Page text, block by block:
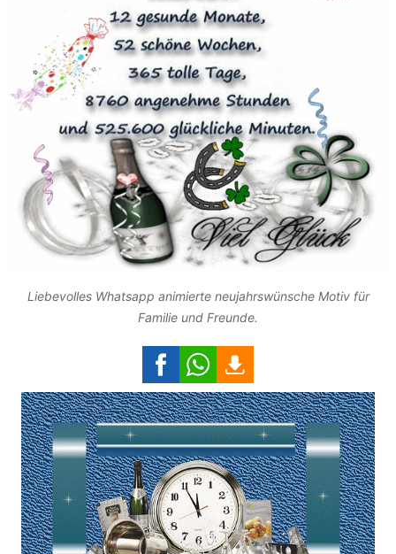
Liebevolles Whatsapp animierte neujahrswünsche Motiv für
Familie und Freunde.